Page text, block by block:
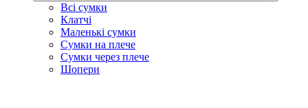
Всі сумки
Клатчі
Маленькі сумки
Сумки на плече
Сумки через плече
Шопери